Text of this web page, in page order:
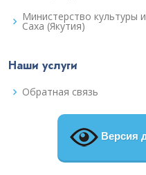
Министерство культуры
Саха (Якутия)
Наши услуги
Обратная связь
Версия